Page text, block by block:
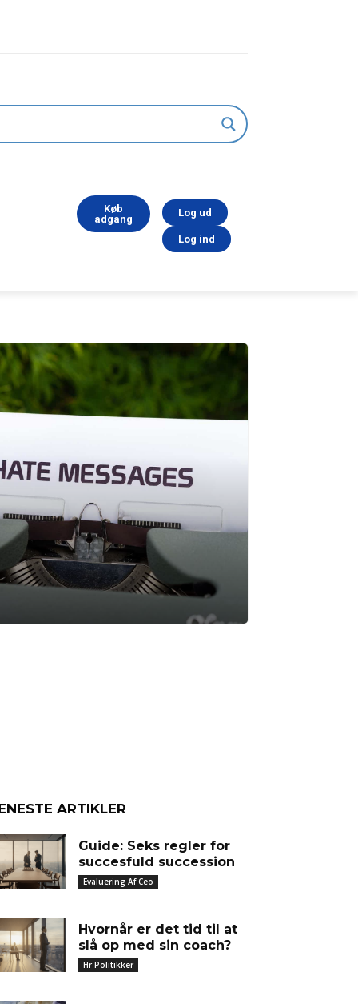
Køb
adgang
Log ud
Log ind
ARTIKLER
Guide: Seks regler for
succesfuld succession
Evaluering Af Ceo
Hvornår er det tid til at
slå op med sin coach?
Hr Politikker